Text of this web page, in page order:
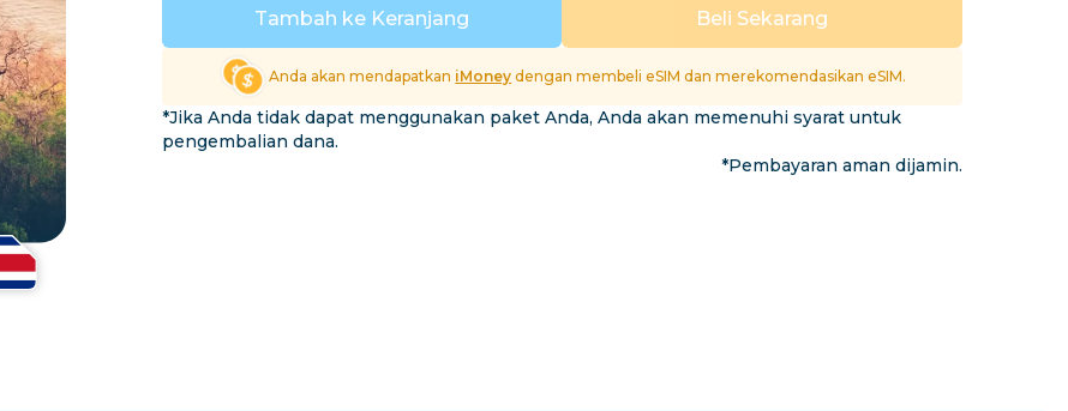
Jelajahi Semua Destinasi
Tambah ke Keranjang Beli Sekarang
Anda akan mendapatkan iMoney dengan membeli eSIM dan merekomendasikan eSIM.
*Jika Anda tidak dapat menggunakan paket Anda, Anda akan memenuhi syarat untuk
pengembalian dana.
*Pembayaran aman dijamin.